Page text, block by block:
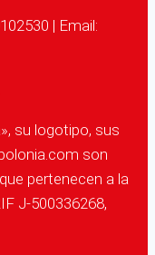
| Email:
su logotipo, sus
son
pertenecen a la
J-500336268,